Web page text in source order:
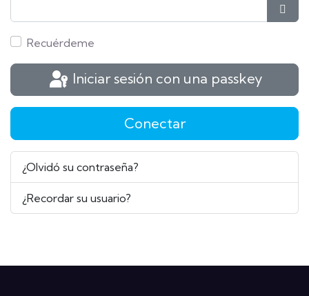
Recuérdeme
Iniciar sesión con una passkey
Conectar
¿Olvidó su contraseña?
¿Recordar su usuario?